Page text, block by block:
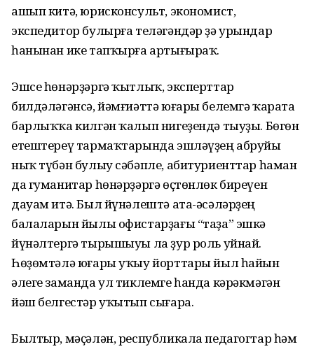
ашып китә, юрисконсульт, экономист,
экспедитор булырға теләгәндәр ҙә урындар
һанынан ике тапҡырға артығыраҡ.
Эшсе һөнәрҙәргә ҡытлыҡ, эксперттар
билдәләгәнсә, йәмғиәттә юғары белемгә ҡарата
барлыҡҡа килгән ҡалып нигеҙендә тыуҙы. Бөгөн
етештереү тармаҡтарында эшләүҙең абруйы
ныҡ түбән булыу сәбәпле, абитуриенттар һаман
да гуманитар һөнәрҙәргә өҫтөнлөк биреүен
дауам итә. Был йүнәлештә ата-әсәләрҙең
балаларын йылы офистарҙағы “таҙа” эшкә
йүнәлтергә тырышыуы ла ҙур роль уйнай.
Һөҙөмтәлә юғары уҡыу йорттары йыл һайын
әлеге заманда ул тиклемге һанда кәрәкмәгән
йәш белгестәр уҡытып сығара.
Былтыр, мәҫәлән, республикала педагогтар һәм